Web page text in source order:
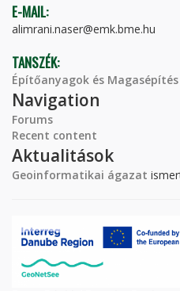
E-MAIL:
alimrani.naser@emk.bme.hu
TANSZÉK:
Építőanyagok és
Navigation
Forums
Recent content
Aktualitások
Geoinformatikai ágazat